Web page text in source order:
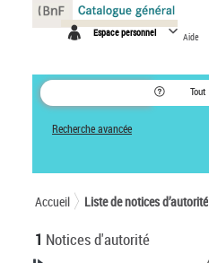
Espace personnel Aide
Tout
Recherche avancée
Accueil Liste de notices d’autorité
1 Notices d'autorité
Panneau de gestion des cookies